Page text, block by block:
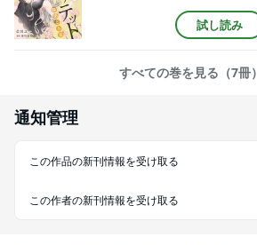
試し読み
すべての巻を見る（7冊）
通知管理
この作品の新刊情報を受け取る
この作者の新刊情報を受け取る